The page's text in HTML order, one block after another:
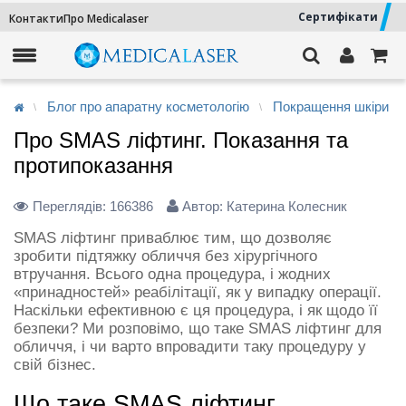
КонтактиПро Medicalaser Сертифікати
Блог про апаратну косметологію Покращення шкіри
Про SMAS ліфтинг. Показання та
протипоказання
Переглядів: 166386 Автор: Катерина Колесник
SMAS ліфтинг приваблює тим, що дозволяє
зробити підтяжку обличчя без хірургічного
втручання. Всього одна процедура, і жодних
«принадностей» реабілітації, як у випадку операції.
Наскільки ефективною є ця процедура, і як щодо її
безпеки? Ми розповімо, що таке SMAS ліфтинг для
обличчя, і чи варто впровадити таку процедуру у
свій бізнес.